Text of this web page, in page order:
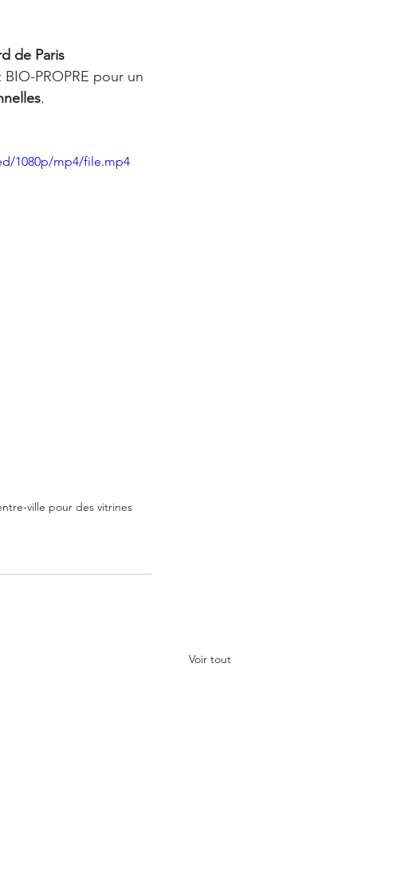
de Paris
PROPRE pour un
.
1080p/mp4/file.mp4
ville pour des vitrines
Voir tout